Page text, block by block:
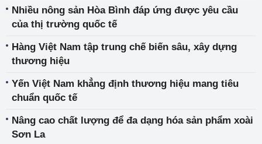
Nhiều nông sản Hòa Bình đáp ứng được yêu cầu
của thị trường quốc tế
Hàng Việt Nam tập trung chế biến sâu, xây dựng
thương hiệu
Yến Việt Nam khẳng định thương hiệu mang tiêu
chuẩn quốc tế
Nâng cao chất lượng để đa dạng hóa sản phẩm xoài
Sơn La